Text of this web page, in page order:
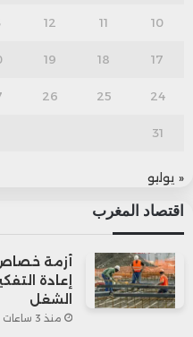
10
11
12
17
18
19
24
25
26
31
« يوليو
اقتصاد المغرب
أزمة خصاص
إعادة
الشغل
منذ 3 ساعات